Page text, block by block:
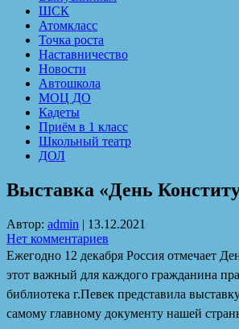
ШСК
Атомкласс
Точка роста
Наставничество
Новости
Автошкола
МОЦ ДО
Кадеты
Приём в 1 класс
Школьный театр
ДОЛ
Выставка «День
Автор: admin | 13.12.2021
Нет комментариев
Ежегодно 12 декабря Россия отмечает
этот важный для каждого гражданина
библиотека г.Певек представила
самому главному документу нашей